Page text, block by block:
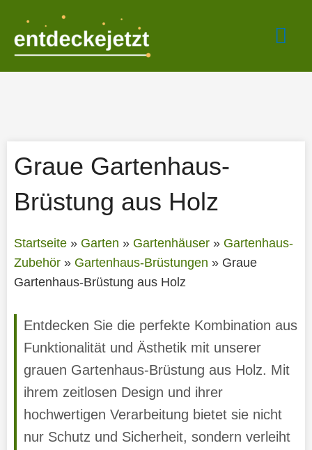
springen
Graue Gartenhaus-
Brüstung aus Holz
Startseite» Garten » Gartenhäuser» Gartenhaus-
Zubehör» Gartenhaus-Brüstungen » Graue
Gartenhaus-Brüstung aus Holz
Entdecken Sie die perfekte Kombination aus
Funktionalität und Ästhetik mit unserer
grauen Gartenhaus-Brüstung aus Holz. Mit
ihrem zeitlosen Design und ihrer
hochwertigen Verarbeitung bietet sie nicht
nur Schutz und Sicherheit, sondern verleiht